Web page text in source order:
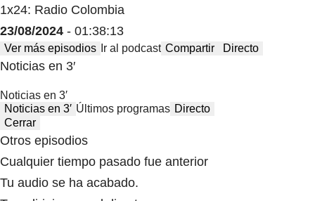
1x24: Radio Colombia
23/08/2024 - 01:38:13
Ver más episodios Ir al podcast Compartir Directo
Noticias en 3′
Noticias en 3′
Noticias en 3′ Últimos programas Directo
Cerrar
Otros episodios
Cualquier tiempo pasado fue anterior
Tu audio se ha acabado.